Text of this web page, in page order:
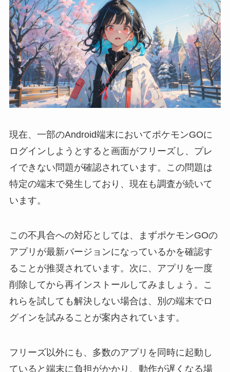
現在、一部のAndroid端末においてポケモンGOに
ログインしようとすると画面がフリーズし、プレ
イできない問題が確認されています。この問題は
特定の端末で発生しており、現在も調査が続いて
います。
この不具合への対応としては、まずポケモンGOの
アプリが最新バージョンになっているかを確認す
ることが推奨されています。次に、アプリを一度
削除してから再インストールしてみましょう。こ
れらを試しても解決しない場合は、別の端末でロ
グインを試みることが案内されています。
フリーズ以外にも、多数のアプリを同時に起動し
ていると端末に負担がかかり、動作が遅くなる場